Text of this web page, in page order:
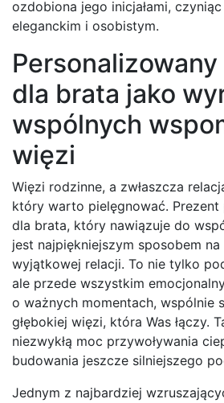
ozdobiona jego inicjałami,
eleganckim i osobistym.
dla brata jako
wspólnych
więzi
Więzi rodzinne, a zwłaszcza
który warto pielęgnować. Prezent
dla brata, który nawiązuje do
jest najpiękniejszym sposobem
wyjątkowej relacji. To nie tylko
ale przede wszystkim
o ważnych momentach, wspólnie
głębokiej więzi, która Was łączy.
niezwykłą moc przywoływania
budowania jeszcze silniejszego
Jednym z najbardziej